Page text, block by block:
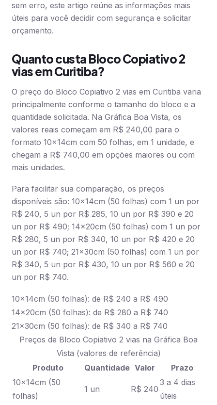
sem erro, este artigo reúne as informações mais
úteis para você decidir com segurança e solicitar
orçamento.
Quanto custa Bloco Copiativo 2
vias em Curitiba?
O preço do Bloco Copiativo 2 vias em Curitiba varia
principalmente conforme o tamanho do bloco e a
quantidade solicitada. Na Gráfica Boa Vista, os
valores reais começam em R$ 240,00 para o
formato 10x14cm com 50 folhas, em 1 unidade, e
chegam a R$ 740,00 em opções maiores ou com
mais unidades.
Para facilitar sua comparação, os preços
disponíveis são: 10x14cm (50 folhas) com 1 un por
R$ 240, 5 un por R$ 285, 10 un por R$ 390 e 20
un por R$ 490; 14x20cm (50 folhas) com 1 un por
R$ 280, 5 un por R$ 340, 10 un por R$ 420 e 20
un por R$ 740; 21x30cm (50 folhas) com 1 un por
R$ 340, 5 un por R$ 430, 10 un por R$ 560 e 20
un por R$ 740.
10x14cm (50 folhas): de R$ 240 a R$ 490
14x20cm (50 folhas): de R$ 280 a R$ 740
21x30cm (50 folhas): de R$ 340 a R$ 740
Preços de Bloco Copiativo 2 vias na Gráfica Boa
Vista (valores de referência)
Produto
Quantidade Valor
Prazo
10x14cm (50
folhas)
1 un R$ 240
3 a 4 dias
úteis